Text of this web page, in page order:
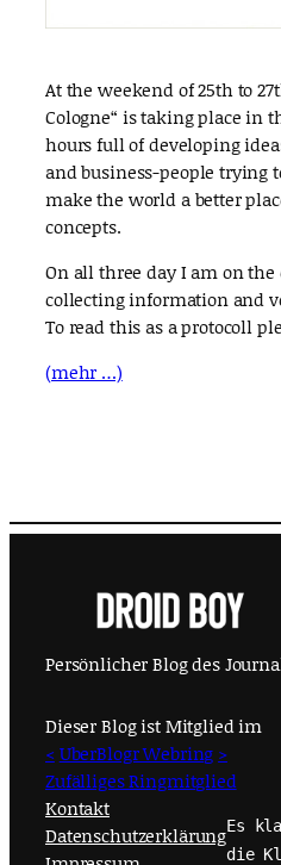
At the weekend of 25th to
Cologne“ is taking place in
hours full of developing
and business-people trying
make the world a better
concepts.
On all three day I am on
collecting information and
To read this as a protocoll
(mehr …)
Persönlicher Blog des
Dieser Blog ist Mitglied im
< UberBlogr Webring >
Zufälliges Ringmitglied
Kontakt
DatenschutzerklärungEs
die